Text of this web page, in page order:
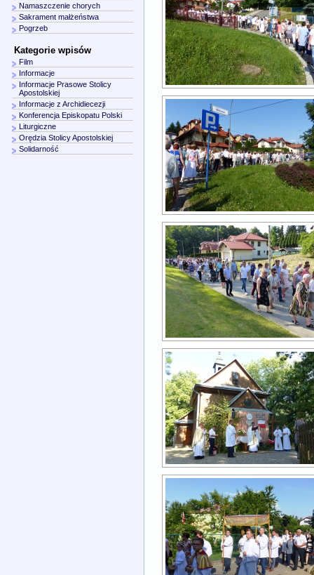
Namaszczenie chorych
Sakrament małżeństwa
Pogrzeb
Kategorie wpisów
Film
Informacje
Informacje Prasowe Stolicy
Apostolskiej
Informacje z Archidiecezji
Konferencja Episkopatu Polski
Liturgiczne
Orędzia Stolicy Apostolskiej
Solidarność